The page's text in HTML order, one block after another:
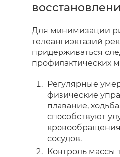
Для минимизации
телеангиэктазий
придерживаться
профилактических
Регулярные
физические
плавание,
способствуют
сосудов.
Контроль массы